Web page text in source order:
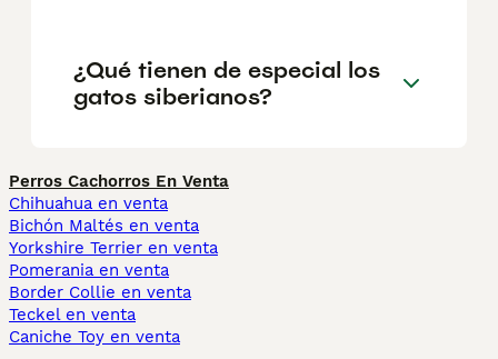
¿Qué tienen de especial los
gatos siberianos?
Perros Cachorros En Venta
Chihuahua en venta
Bichón Maltés en venta
Yorkshire Terrier en venta
Pomerania en venta
Border Collie en venta
Teckel en venta
Caniche Toy en venta